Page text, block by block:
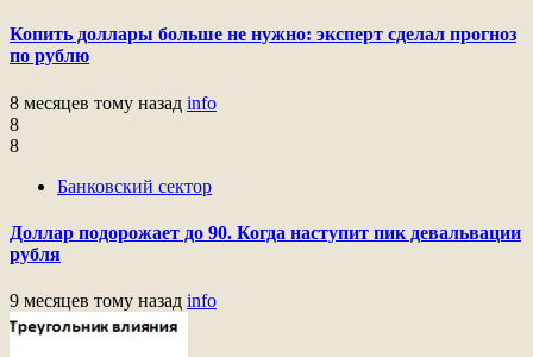
Копить доллары больше не нужно: эксперт сделал прогноз
по рублю
8 месяцев тому назад info
8
8
Банковский сектор
Доллар подорожает до 90. Когда наступит пик девальвации
рубля
9 месяцев тому назад info